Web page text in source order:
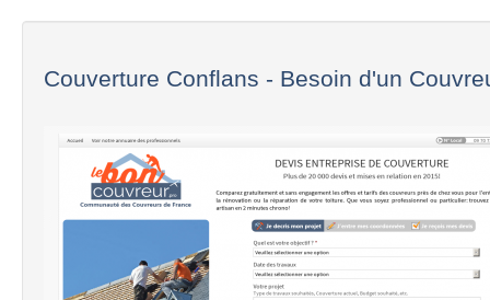
Couverture Conflans - Besoin d'un